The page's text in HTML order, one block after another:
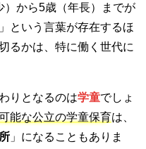
から5歳（年長）までが
という言葉が存在するほ
るかは、特に働く世代に
りとなるのは学童でしょ
能な公立の学童保育は、
」になることもありま